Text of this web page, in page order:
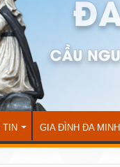
TIN GIA ĐÌNH ĐA MINH